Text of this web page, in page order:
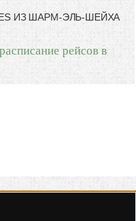
ИЗ ШАРМ-ЭЛЬ-ШЕЙХА
рейсов в